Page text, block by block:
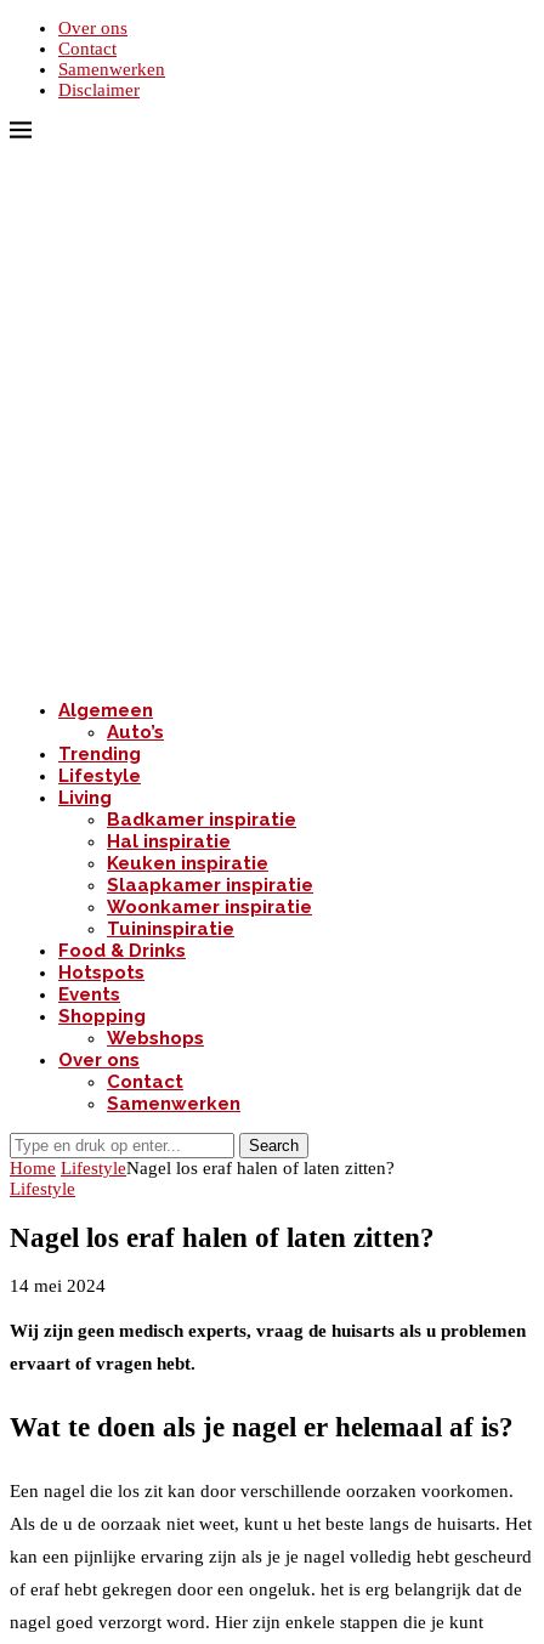
Over ons
Contact
Samenwerken
Disclaimer
Algemeen
Auto’s
Trending
Lifestyle
Living
Badkamer inspiratie
Hal inspiratie
Keuken inspiratie
Slaapkamer inspiratie
Woonkamer inspiratie
Tuininspiratie
Food & Drinks
Hotspots
Events
Shopping
Webshops
Over ons
Contact
Samenwerken
Search
Home LifestyleNagel los eraf halen of laten zitten?
Lifestyle
Nagel los eraf halen of laten zitten?
14 mei 2024
Wij zijn geen medisch experts, vraag de huisarts als u problemen
ervaart of vragen hebt.
Wat te doen als je nagel er helemaal af is?
Een nagel die los zit kan door verschillende oorzaken voorkomen.
Als de u de oorzaak niet weet, kunt u het beste langs de huisarts. Het
kan een pijnlijke ervaring zijn als je je nagel volledig hebt gescheurd
of eraf hebt gekregen door een ongeluk. het is erg belangrijk dat de
nagel goed verzorgt word. Hier zijn enkele stappen die je kunt